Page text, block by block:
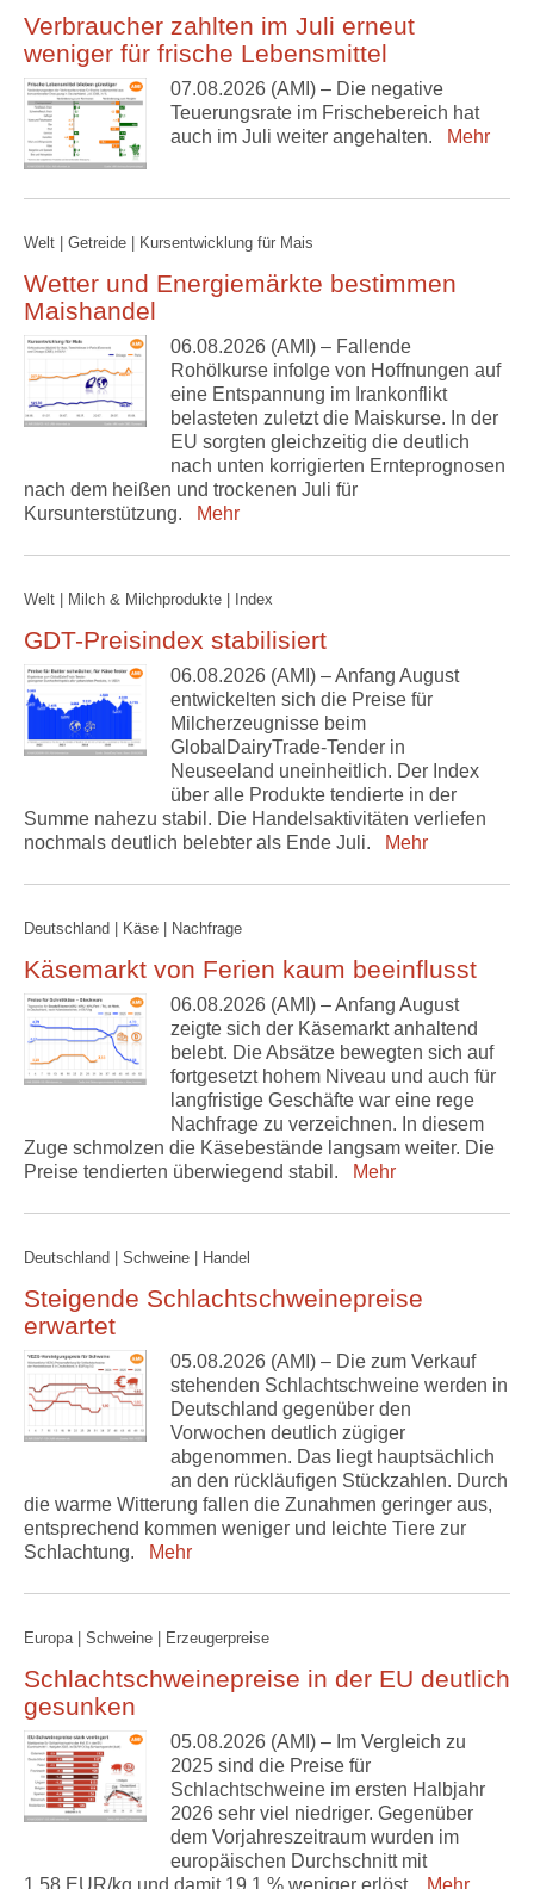
Verbraucher zahlten im Juli erneut
weniger für frische Lebensmittel
07.08.2026 (AMI) – Die negative
Teuerungsrate im Frischebereich hat
auch im Juli weiter angehalten.
Mehr
Welt | Getreide | Kursentwicklung für Mais
Wetter und Energiemärkte bestimmen
Maishandel
06.08.2026 (AMI) – Fallende
Rohölkurse infolge von Hoffnungen auf
eine Entspannung im Irankonflikt
belasteten zuletzt die Maiskurse. In der
EU sorgten gleichzeitig die deutlich
nach unten korrigierten Ernteprognosen
nach dem heißen und trockenen Juli für
Kursunterstützung.
Mehr
Welt | Milch & Milchprodukte | Index
GDT-Preisindex stabilisiert
06.08.2026 (AMI) – Anfang August
entwickelten sich die Preise für
Milcherzeugnisse beim
GlobalDairyTrade-Tender in
Neuseeland uneinheitlich. Der Index
über alle Produkte tendierte in der
Summe nahezu stabil. Die Handelsaktivitäten verliefen
nochmals deutlich belebter als Ende Juli.
Mehr
Deutschland | Käse | Nachfrage
Käsemarkt von Ferien kaum beeinflusst
06.08.2026 (AMI) – Anfang August
zeigte sich der Käsemarkt anhaltend
belebt. Die Absätze bewegten sich auf
fortgesetzt hohem Niveau und auch für
langfristige Geschäfte war eine rege
Nachfrage zu verzeichnen. In diesem
Zuge schmolzen die Käsebestände langsam weiter. Die
Preise tendierten überwiegend stabil.
Mehr
Deutschland | Schweine | Handel
Steigende Schlachtschweinepreise
erwartet
05.08.2026 (AMI) – Die zum Verkauf
stehenden Schlachtschweine werden in
Deutschland gegenüber den
Vorwochen deutlich zügiger
abgenommen. Das liegt hauptsächlich
an den rückläufigen Stückzahlen. Durch
die warme Witterung fallen die Zunahmen geringer aus,
entsprechend kommen weniger und leichte Tiere zur
Schlachtung.
Mehr
Europa | Schweine | Erzeugerpreise
Schlachtschweinepreise in der EU deutlich
gesunken
05.08.2026 (AMI) – Im Vergleich zu
2025 sind die Preise für
Schlachtschweine im ersten Halbjahr
2026 sehr viel niedriger. Gegenüber
dem Vorjahreszeitraum wurden im
europäischen Durchschnitt mit